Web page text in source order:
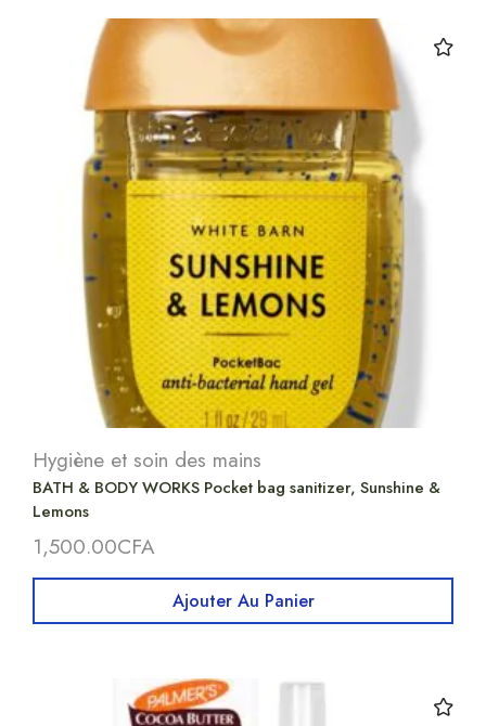
Hygiène et soin des mains
BATH & BODY WORKS Pocket bag sanitizer, Sunshine &
Lemons
1,500.00CFA
Ajouter Au Panier